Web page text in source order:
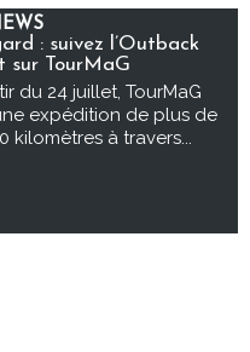
: suivez l’Outback
sur TourMaG
du 24 juillet, TourMaG
expédition de plus de
kilomètres à travers...